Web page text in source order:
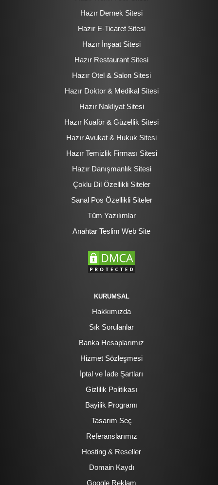
Hazır Dernek Sitesi
Hazır E-Ticaret Sitesi
Hazır İnşaat Sitesi
Hazır Restaurant Sitesi
Hazır Otel & Salon Sitesi
Hazır Doktor & Medikal Sitesi
Hazır Nakliyat Sitesi
Hazır Kuaför & Güzellik Sitesi
Hazır Avukat & Hukuk Sitesi
Hazır Temizlik Firması Sitesi
Hazır Danışmanlık Sitesi
Çoklu Dil Özellikli Siteler
Sanal Pos Özellikli Siteler
Tüm Yazılımlar
Anahtar Teslim Web Site
KURUMSAL
Hakkımızda
Sık Sorulanlar
Banka Hesaplarımız
Hizmet Sözleşmesi
İptal ve İade Şartları
Gizlilik Politikası
Bayilik Programı
Tasarım Seç
Referanslarımız
Hosting & Reseller
Domain Kaydı
Google Reklam